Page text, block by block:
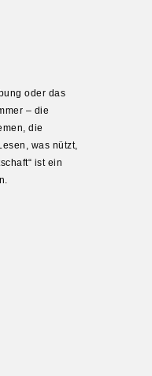
oder das
– die
die
was nützt,
ist ein